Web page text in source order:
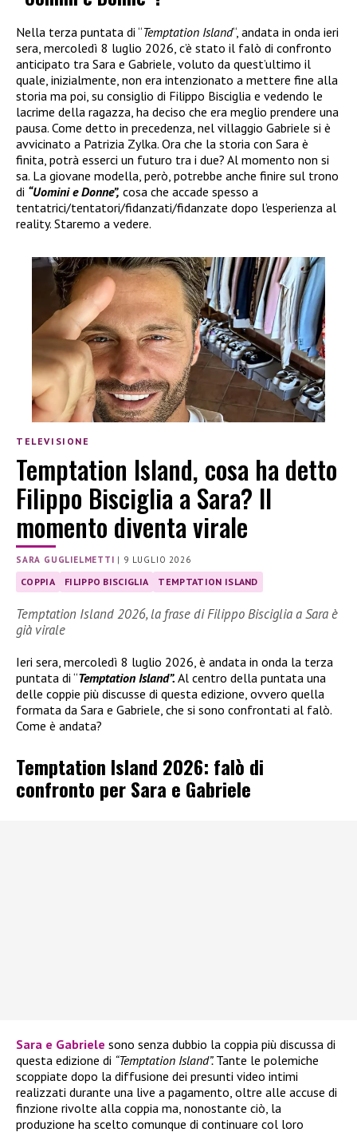
Nella terza puntata di “Temptation Island“, andata in onda ieri
sera, mercoledì 8 luglio 2026, c’è stato il falò di confronto
anticipato tra Sara e Gabriele, voluto da quest’ultimo il
quale, inizialmente, non era intenzionato a mettere fine alla
storia ma poi, su consiglio di Filippo Bisciglia e vedendo le
lacrime della ragazza, ha deciso che era meglio prendere una
pausa. Come detto in precedenza, nel villaggio Gabriele si è
avvicinato a Patrizia Zylka. Ora che la storia con Sara è
finita, potrà esserci un futuro tra i due? Al momento non si
sa. La giovane modella, però, potrebbe anche finire sul trono
di “Uomini e Donne”, cosa che accade spesso a
tentatrici/tentatori/fidanzati/fidanzate dopo l’esperienza al
reality. Staremo a vedere.
TELEVISIONE
Temptation Island, cosa ha detto
Filippo Bisciglia a Sara? Il
momento diventa virale
SARA GUGLIELMETTI | 9 LUGLIO 2026
COPPIA FILIPPO BISCIGLIA TEMPTATION ISLAND
Temptation Island 2026, la frase di Filippo Bisciglia a Sara è
già virale
Ieri sera, mercoledì 8 luglio 2026, è andata in onda la terza
puntata di “Temptation Island”. Al centro della puntata una
delle coppie più discusse di questa edizione, ovvero quella
formata da Sara e Gabriele, che si sono confrontati al falò.
Come è andata?
Temptation Island 2026: falò di
confronto per Sara e Gabriele
Sara e Gabriele sono senza dubbio la coppia più discussa di
questa edizione di “Temptation Island”. Tante le polemiche
scoppiate dopo la diffusione dei presunti video intimi
realizzati durante una live a pagamento, oltre alle accuse di
finzione rivolte alla coppia ma, nonostante ciò, la
produzione ha scelto comunque di continuare col loro